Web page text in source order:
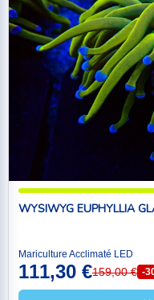
WYSIWYG EUPHYLLIA
Mariculture Acclimaté LED
111,30 €159,00 € -